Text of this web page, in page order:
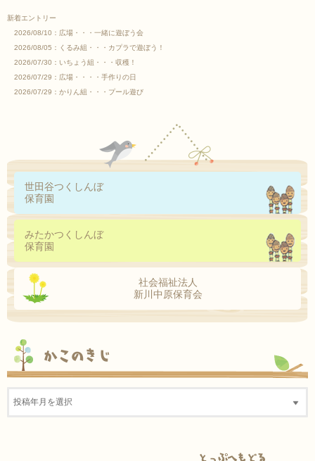
新着エントリー
2026/08/10： 広場・・・一緒に遊ぼう会
2026/08/05： くるみ組・・・カプラで遊ぼう！
2026/07/30： いちょう組・・・収穫！
2026/07/29： 広場・・・・手作りの日
2026/07/29： かりん組・・・プール遊び
世田谷つくしんぼ
保育園
みたかつくしんぼ
保育園
社会福祉法人
新川中原保育会
かこのきじ